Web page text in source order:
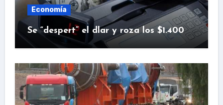
Economía
Se “despert” el dlar y roza los $1.400